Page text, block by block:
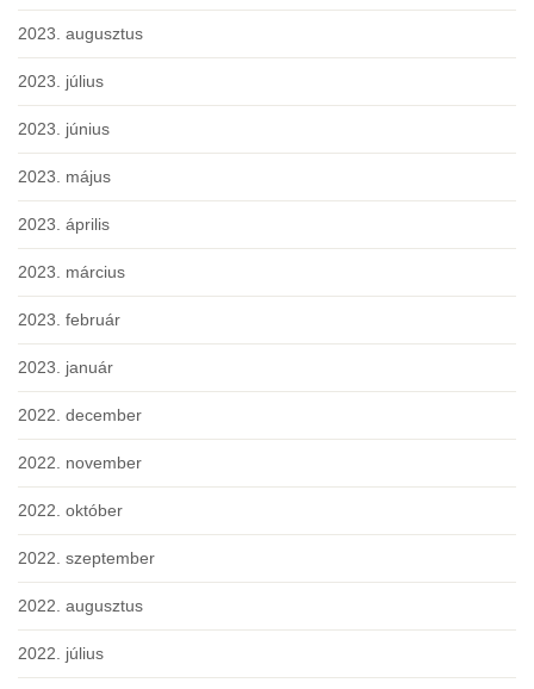
2023. augusztus
2023. július
2023. június
2023. május
2023. április
2023. március
2023. február
2023. január
2022. december
2022. november
2022. október
2022. szeptember
2022. augusztus
2022. július